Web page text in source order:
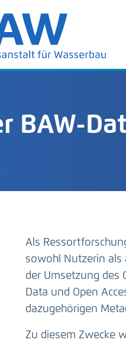
BAW-
Als
sowohl Nutzerin als
der Umsetzung des
Data und Open
dazugehörigen
Zu diesem Zwecke